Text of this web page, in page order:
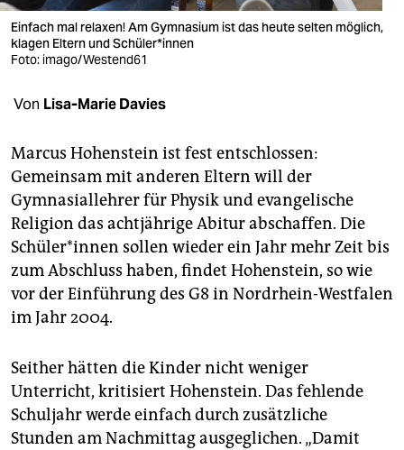
verlag
veranstaltungen
unterstützen
abo
genossenschaft
epaper login
Einfach mal relaxen! Am Gymnasium ist das heute selten möglich,
klagen Eltern und Schüler*innen
Foto: imago/Westend61
Von Lisa-Marie Davies
Marcus Hohenstein ist fest entschlossen:
Gemeinsam mit anderen Eltern will der
Gymnasiallehrer für Physik und evangelische
Religion das achtjährige Abitur abschaffen. Die
Schüler*innen sollen wieder ein Jahr mehr Zeit bis
zum Abschluss haben, findet Hohenstein, so wie
vor der Einführung des G8 in Nordrhein-Westfalen
im Jahr 2004.
Seither hätten die Kinder nicht weniger
Unterricht, kritisiert Hohenstein. Das fehlende
Schuljahr werde einfach durch zusätzliche
Stunden am Nachmittag ausgeglichen. „Damit